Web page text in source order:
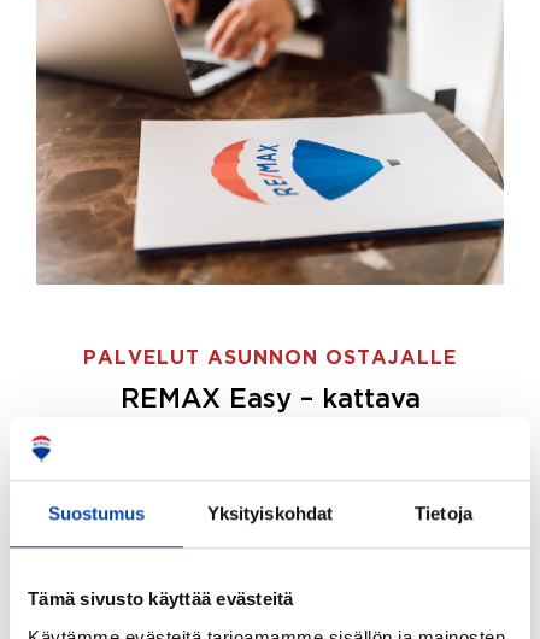
Suostumus Yksityiskohdat Tietoja
Tämä sivusto käyttää evästeitä
PALVELUT ASUNNON OSTAJALLE
REMAX Easy – kattava
ostajille.
Tee ostotoimeksianto ja etsimme juuri